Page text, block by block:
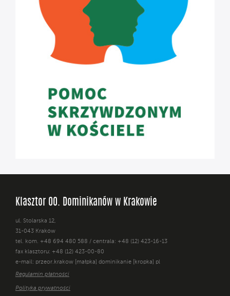
Klasztor OO. Dominikanów w Krakowie
ul. Stolarska 12,
31-043 Kraków
tel. kom. +48 694 480 588 / centrala: +48 (12) 423-16-13
fax klasztoru: +48 (12) 423-00-80
e-mail: przeor.krakow [małpka] dominikanie [kropka] pl
Regulamin płatności
Polityka prywatności